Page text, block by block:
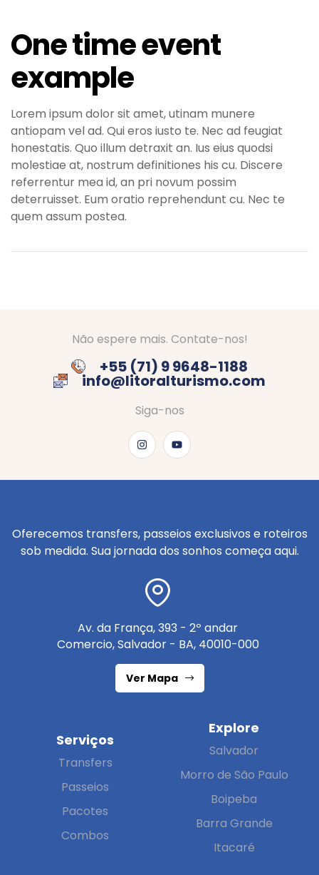
One time event
example
Lorem ipsum dolor sit amet, utinam munere
antiopam vel ad. Qui eros iusto te. Nec ad feugiat
honestatis. Quo illum detraxit an. Ius eius quodsi
molestiae at, nostrum definitiones his cu. Discere
referrentur mea id, an pri novum possim
deterruisset. Eum oratio reprehendunt cu. Nec te
quem assum postea.
Não espere mais. Contate-nos!
+55 (71) 9 9648-1188
info@litoralturismo.com
Siga-nos
Oferecemos transfers, passeios exclusivos e roteiros
sob medida. Sua jornada dos sonhos começa aqui.
Av. da França, 393 - 2º andar
Comercio, Salvador - BA, 40010-000
Ver Mapa
Serviços
Transfers
Passeios
Pacotes
Combos
Explore
Salvador
Morro de São Paulo
Boipeba
Barra Grande
Itacaré